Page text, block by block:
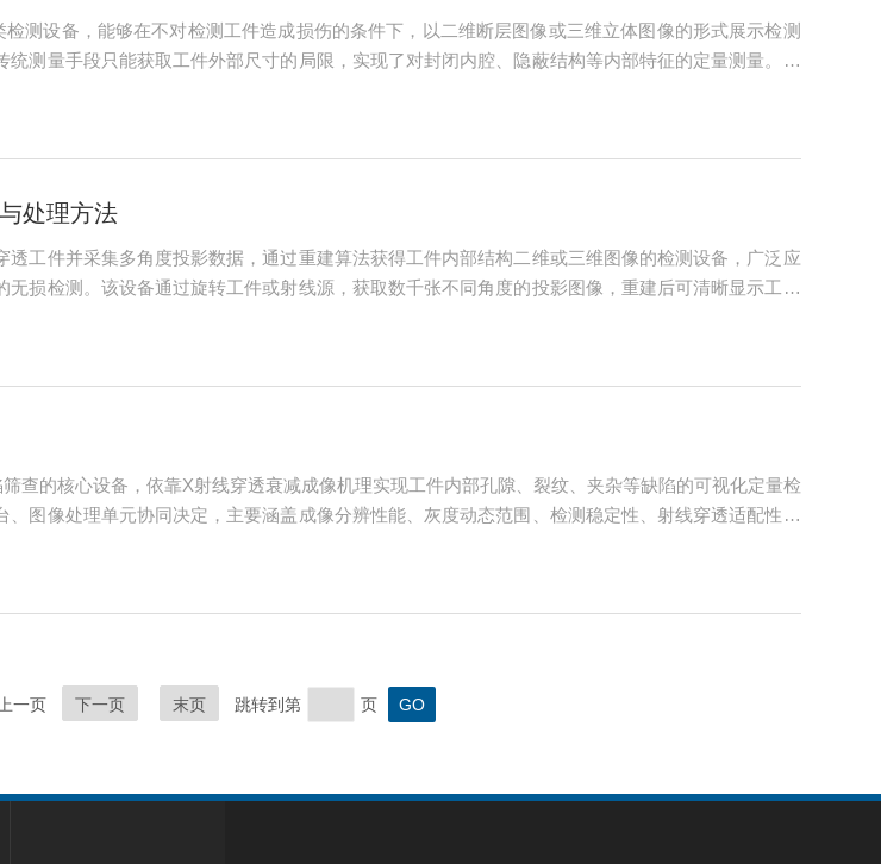
测设备，能够在不对检测工件造成损伤的条件下，以二维断层图像或三维立体图像的形式展示检测
测量手段只能获取工件外部尺寸的局限，实现了对封闭内腔、隐蔽结构等内部特征的定量测量。工
度采集投影...
处理方法
工件并采集多角度投影数据，通过重建算法获得工件内部结构二维或三维图像的检测设备，广泛应
损检测。该设备通过旋转工件或射线源，获取数千张不同角度的投影图像，重建后可清晰显示工件
取正确的处理...
查的核心设备，依靠X射线穿透衰减成像机理实现工件内部孔隙、裂纹、夹杂等缺陷的可视化定量检
图像处理单元协同决定，主要涵盖成像分辨性能、灰度动态范围、检测稳定性、射线穿透适配性、
性成像性能是...
一页 下一页 末页 跳转到第 页